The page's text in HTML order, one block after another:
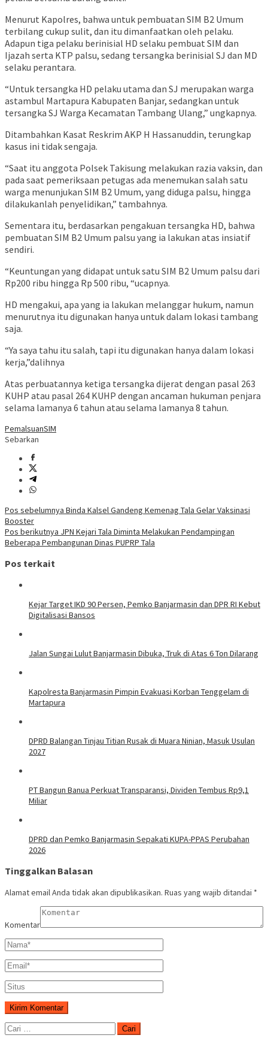
Menurut Kapolres, bahwa untuk pembuatan SIM B2 Umum
terbilang cukup sulit, dan itu dimanfaatkan oleh pelaku.
Adapun tiga pelaku berinisial HD selaku pembuat SIM dan
Ijazah serta KTP palsu, sedang tersangka berinisial SJ dan MD
selaku perantara.
“Untuk tersangka HD pelaku utama dan SJ merupakan warga
astambul Martapura Kabupaten Banjar, sedangkan untuk
tersangka SJ Warga Kecamatan Tambang Ulang,” ungkapnya.
Ditambahkan Kasat Reskrim AKP H Hassanuddin, terungkap
kasus ini tidak sengaja.
“Saat itu anggota Polsek Takisung melakukan razia vaksin, dan
pada saat pemeriksaan petugas ada menemukan salah satu
warga menunjukan SIM B2 Umum, yang diduga palsu, hingga
dilakukanlah penyelidikan,” tambahnya.
Sementara itu, berdasarkan pengakuan tersangka HD, bahwa
pembuatan SIM B2 Umum palsu yang ia lakukan atas insiatif
sendiri.
“Keuntungan yang didapat untuk satu SIM B2 Umum palsu dari
Rp200 ribu hingga Rp 500 ribu, “ucapnya.
HD mengakui, apa yang ia lakukan melanggar hukum, namun
menurutnya itu digunakan hanya untuk dalam lokasi tambang
saja.
“Ya saya tahu itu salah, tapi itu digunakan hanya dalam lokasi
kerja,”dalihnya
Atas perbuatannya ketiga tersangka dijerat dengan pasal 263
KUHP atau pasal 264 KUHP dengan ancaman hukuman penjara
selama lamanya 6 tahun atau selama lamanya 8 tahun.
PemalsuanSIM
Sebarkan
Navigasi
pos
Pos sebelumnya Binda Kalsel Gandeng Kemenag Tala Gelar Vaksinasi
Booster
Pos berikutnya JPN Kejari Tala Diminta Melakukan Pendampingan
Beberapa Pembangunan Dinas PUPRP Tala
Pos terkait
Kejar Target IKD 90 Persen, Pemko Banjarmasin dan DPR RI Kebut
Digitalisasi Bansos
Jalan Sungai Lulut Banjarmasin Dibuka, Truk di Atas 6 Ton Dilarang
Kapolresta Banjarmasin Pimpin Evakuasi Korban Tenggelam di
Martapura
DPRD Balangan Tinjau Titian Rusak di Muara Ninian, Masuk Usulan
2027
PT Bangun Banua Perkuat Transparansi, Dividen Tembus Rp9,1
Miliar
DPRD dan Pemko Banjarmasin Sepakati KUPA-PPAS Perubahan
2026
Tinggalkan Balasan
Alamat email Anda tidak akan dipublikasikan. Ruas yang wajib ditandai *
Komentar
Cari
untuk: